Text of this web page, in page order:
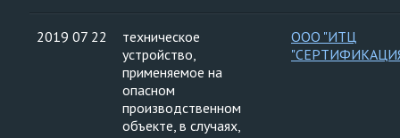
2019 07 22
техническое
устройство,
применяемое на
опасном
производственном
объекте, в случаях,
ООО "ИТЦ